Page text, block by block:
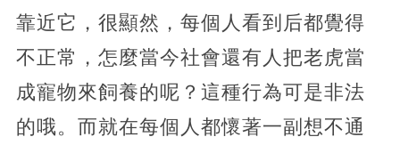
靠近它，很顯然，每個人看到后都覺得
不正常，怎麼當今社會還有人把老虎當
成寵物來飼養的呢？這種行為可是非法
的哦。而就在每個人都懷著一副想不通